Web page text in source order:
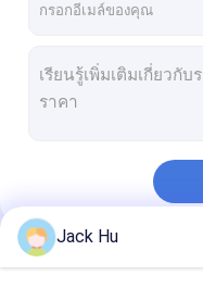
หมวดหมู่ของเรา
Jack Hu